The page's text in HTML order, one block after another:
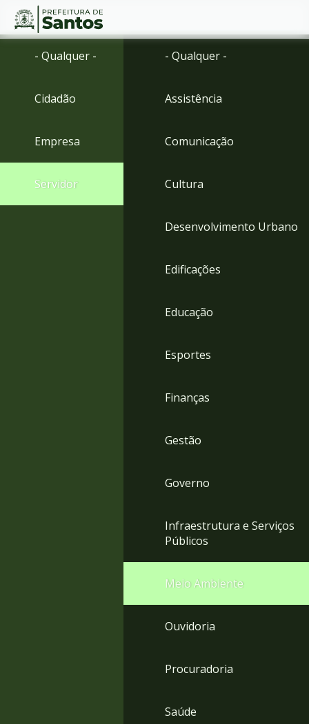
Ir
menu
para
Conteúdo
- Qualquer -
Cidadão
Empresa
Servidor
- Qualquer -
Assistência
Comunicação
Cultura
Desenvolvimento Urbano
Edificações
Educação
Esportes
Finanças
Gestão
Governo
Infraestrutura e Serviços
Públicos
Meio Ambiente
Ouvidoria
Procuradoria
Saúde